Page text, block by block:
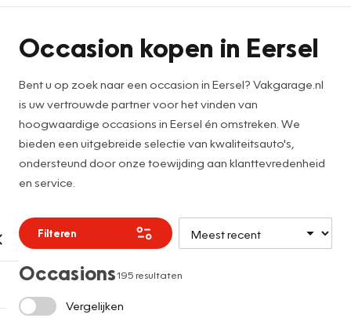
Occasion kopen in Eersel
Bent u op zoek naar een occasion in Eersel? Vakgarage.nl
is uw vertrouwde partner voor het vinden van
hoogwaardige occasions in Eersel én omstreken. We
bieden een uitgebreide selectie van kwaliteitsauto's,
ondersteund door onze toewijding aan klanttevredenheid
en service.
Filteren
Occasions195 resultaten
Vergelijken